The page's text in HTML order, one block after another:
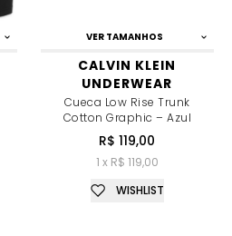
VER TAMANHOS
CALVIN KLEIN
UNDERWEAR
Cueca Low Rise Trunk
Cotton Graphic – Azul
R$ 119,00
1 x R$ 119,00
WISHLIST